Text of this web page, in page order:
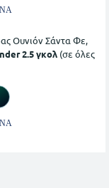
Ουνιόν Σάντα Φε,
2.5 γκολ (σε όλες